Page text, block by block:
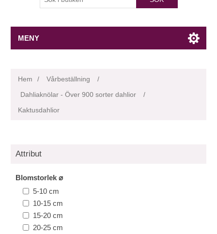
MENY
Hem / Vårbeställning
/
Dahliaknölar - Över 900 sorter dahlior
/
Kaktusdahlior
Attribut
Blomstorlek ⌀
5-10 cm
10-15 cm
15-20 cm
20-25 cm